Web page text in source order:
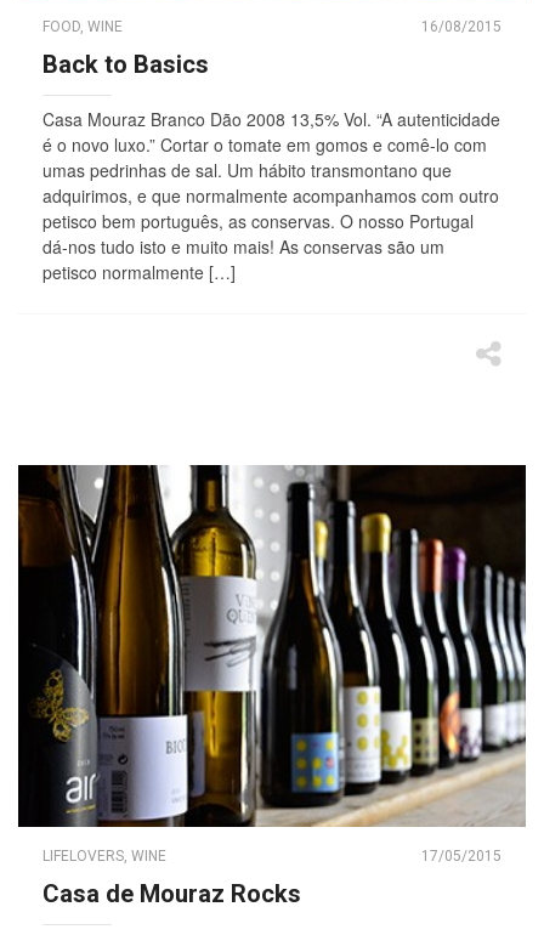
FOOD WINE 16/08/2015
Back to Basics
Casa Mouraz Branco Dão 2008 13,5% Vol. “A autenticidade
é o novo luxo.” Cortar o tomate em gomos e comê-lo com
umas pedrinhas de sal. Um hábito transmontano que
adquirimos, e que normalmente acompanhamos com outro
petisco bem português, as conservas. O nosso Portugal
dá-nos tudo isto e muito mais! As conservas são um
petisco normalmente […]
LIFELOVERS, WINE 17/05/2015
Casa de Mouraz Rocks